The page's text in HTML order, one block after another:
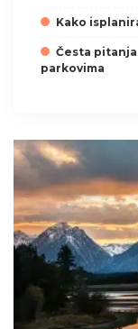
Kako
Česta
parkovima